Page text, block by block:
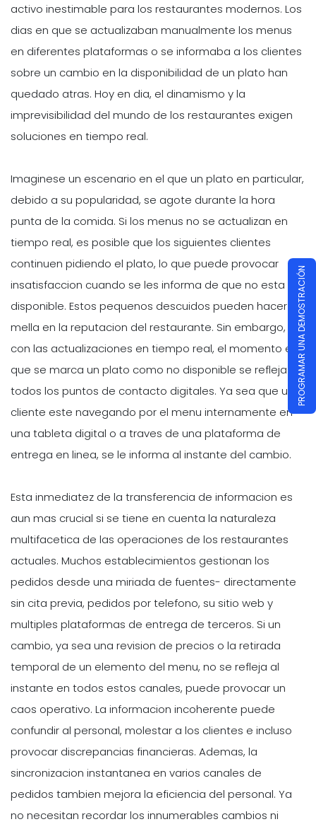
activo inestimable para los restaurantes modernos. Los
dias en que se actualizaban manualmente los menus
en diferentes plataformas o se informaba a los clientes
sobre un cambio en la disponibilidad de un plato han
quedado atras. Hoy en dia, el dinamismo y la
imprevisibilidad del mundo de los restaurantes exigen
soluciones en tiempo real.
Imaginese un escenario en el que un plato en particular,
debido a su popularidad, se agote durante la hora
punta de la comida. Si los menus no se actualizan en
tiempo real, es posible que los siguientes clientes
continuen pidiendo el plato, lo que puede provocar
insatisfaccion cuando se les informa de que no esta
disponible. Estos pequenos descuidos pueden hacer
mella en la reputacion del restaurante. Sin embargo,
con las actualizaciones en tiempo real, el momento en
que se marca un plato como no disponible se refleja en
todos los puntos de contacto digitales. Ya sea que un
cliente este navegando por el menu internamente en
una tableta digital o a traves de una plataforma de
entrega en linea, se le informa al instante del cambio.
Esta inmediatez de la transferencia de informacion es
aun mas crucial si se tiene en cuenta la naturaleza
multifacetica de las operaciones de los restaurantes
actuales. Muchos establecimientos gestionan los
pedidos desde una miriada de fuentes- directamente
sin cita previa, pedidos por telefono, su sitio web y
multiples plataformas de entrega de terceros. Si un
cambio, ya sea una revision de precios o la retirada
temporal de un elemento del menu, no se refleja al
instante en todos estos canales, puede provocar un
caos operativo. La informacion incoherente puede
confundir al personal, molestar a los clientes e incluso
provocar discrepancias financieras. Ademas, la
sincronizacion instantanea en varios canales de
pedidos tambien mejora la eficiencia del personal. Ya
no necesitan recordar los innumerables cambios ni
PROGRAMAR UNA DEMOSTRACIÓN